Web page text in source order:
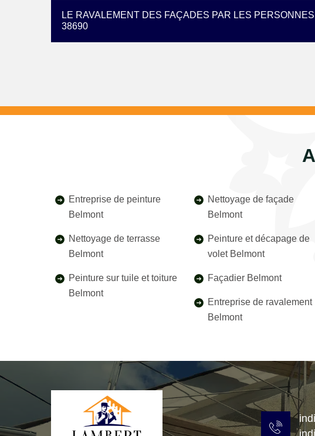
LE RAVALEMENT DES FAÇADES PAR LES
38690
Entreprise de peinture
Belmont
Nettoyage de terrasse
Belmont
Peinture sur tuile et toiture
Belmont
Nettoyage de façade
Belmont
Peinture et décapage de
volet Belmont
Façadier Belmont
Entreprise de ravalement
Belmont